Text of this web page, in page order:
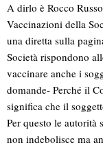
A dirlo è Rocco
Vaccinazioni della
una diretta sulla
Società rispondono
vaccinare anche i
domande- Perché il
significa che il
Per questo le autorità
non indebolisce ma